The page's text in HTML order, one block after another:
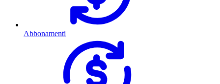
Abbonamenti